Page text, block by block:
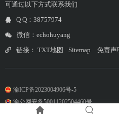
可通过以下方式联系我们
Q Q：38757974
微信：echohuyang
链接： TXT地图 Sitemap 免责声
渝ICP备2023004906号-5
渝公网安备50011202504460号